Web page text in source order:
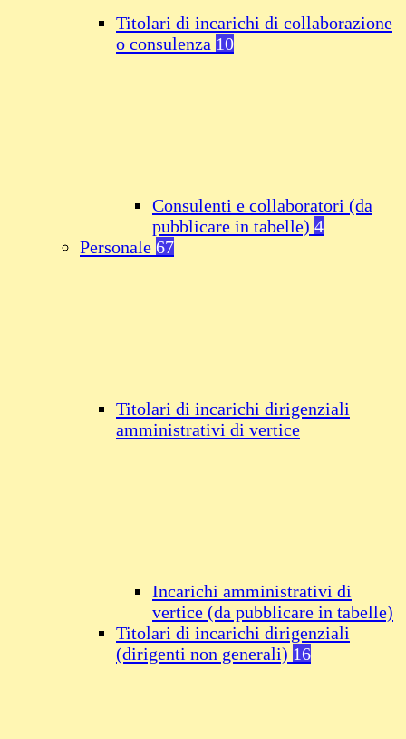
Titolari di incarichi di collaborazione
o consulenza 10
Consulenti e collaboratori (da
pubblicare in tabelle) 4
Personale 67
Titolari di incarichi dirigenziali
amministrativi di vertice
Incarichi amministrativi di
vertice (da pubblicare in tabelle)
Titolari di incarichi dirigenziali
(dirigenti non generali) 16